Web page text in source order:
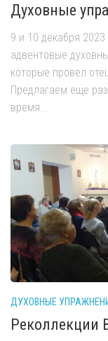
Духовные
9 и 10 декабря
адвентовые
которые провел
Предлагаем еще
время...
ДУХОВНЫЕ
Реколлекции